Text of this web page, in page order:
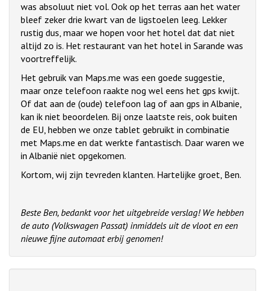
was absoluut niet vol. Ook op het terras aan het water
bleef zeker drie kwart van de ligstoelen leeg. Lekker
rustig dus, maar we hopen voor het hotel dat dat niet
altijd zo is. Het restaurant van het hotel in Sarande was
voortreffelijk.
Het gebruik van Maps.me was een goede suggestie,
maar onze telefoon raakte nog wel eens het gps kwijt.
Of dat aan de (oude) telefoon lag of aan gps in Albanie,
kan ik niet beoordelen. Bij onze laatste reis, ook buiten
de EU, hebben we onze tablet gebruikt in combinatie
met Maps.me en dat werkte fantastisch. Daar waren we
in Albanië niet opgekomen.
Kortom, wij zijn tevreden klanten. Hartelijke groet, Ben.
Beste Ben, bedankt voor het uitgebreide verslag! We hebben
de auto (Volkswagen Passat) inmiddels uit de vloot en een
nieuwe fijne automaat erbij genomen!